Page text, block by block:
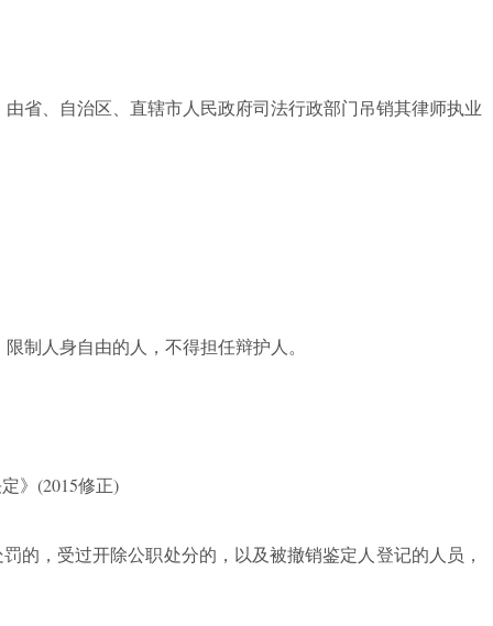
省、自治区、直辖市人民政府司法行政部门吊销其律师执业
制人身自由的人，不得担任辩护人。
》(2015修正)
的，受过开除公职处分的，以及被撤销鉴定人登记的人员，